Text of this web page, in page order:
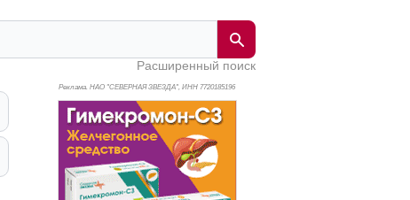
Расширенный поиск
Реклама. НАО "СЕВЕРНАЯ ЗВЕЗДА", ИНН 7720185196